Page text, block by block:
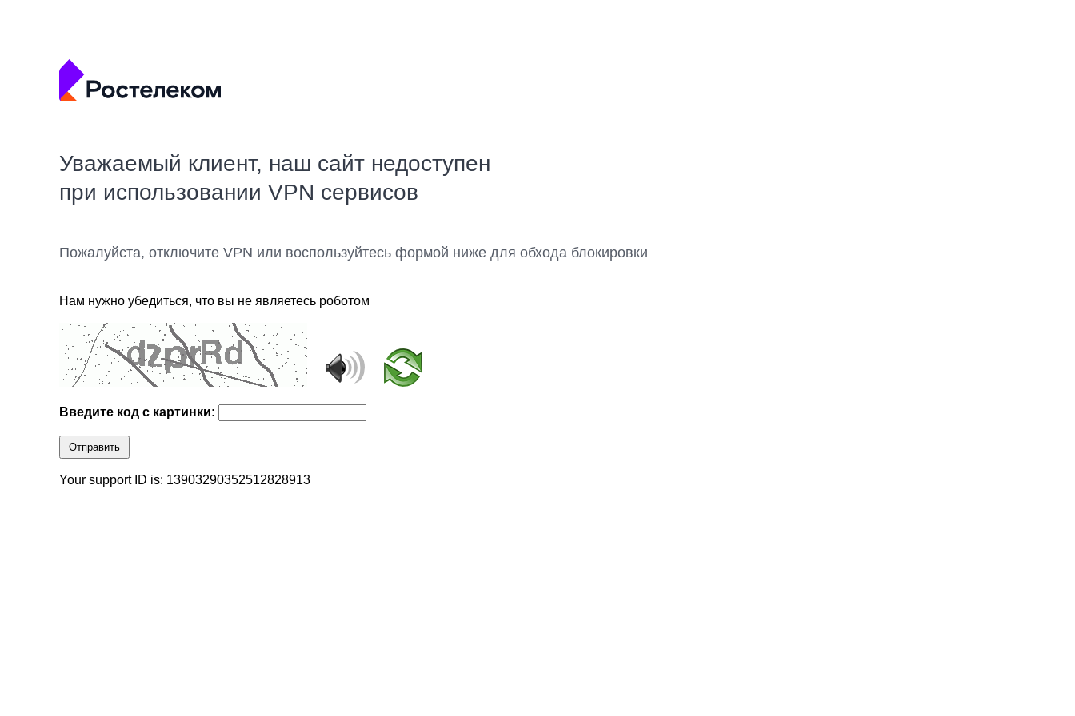
Уважаемый клиент, наш сайт недоступен
при использовании VPN сервисов
Пожалуйста, отключите VPN или воспользуйтесь формой ниже для обхода блокировки
Нам нужно убедиться, что вы не являетесь роботом
Введите код с картинки:
Отправить
Your support ID is: 13903290352512828913